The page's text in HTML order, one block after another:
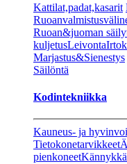
Kattilat,padat,kasarit
Ruoan&juoman
kuljetusLeivonta
Marjastus&Sienestys
Säilöntä
Kodintekniikka
Kauneus- ja
Tietokonetarvikkeet
pienkoneet